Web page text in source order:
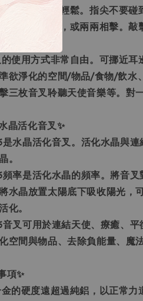
柄處，手腕放輕鬆。指尖不要碰
擊於白水晶柱，或兩兩相擊。
使用方式非常自由。可挪近耳
欲淨化的空間/物品/食物/飲水
三枚音叉聆聽天使音樂等。對
晶活化音叉✨
是水晶活化音叉。活化水晶與
。
頻率是活化水晶的頻率。將音
水晶放置太陽底下吸收陽光，
化。
音叉可用於連結天使、療癒、
空間與物品、去除負能量、魔
項✨
金的硬度遠超過純鋁，以正常力